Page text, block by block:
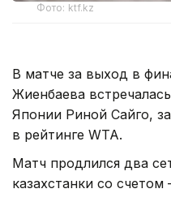
Фото: ktf.kz
В матче за выход в
Жиенбаева
Японии Риной Сайго,
в рейтинге WTA.
Матч продлился два
казахстанки со счетом